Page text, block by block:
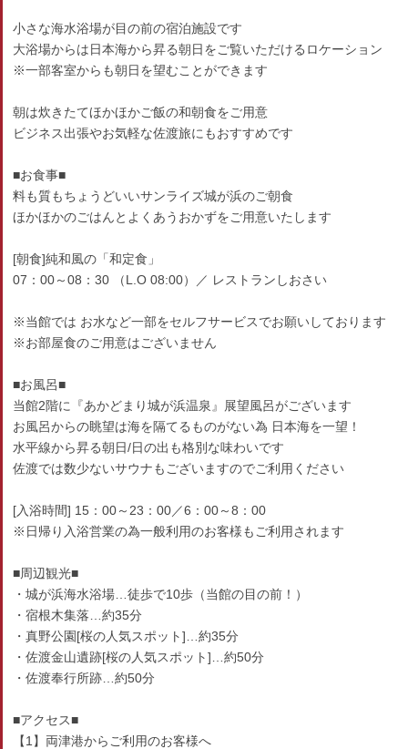
小さな海水浴場が目の前の宿泊施設です
大浴場からは日本海から昇る朝日をご覧いただけるロケーション
※一部客室からも朝日を望むことができます
朝は炊きたてほかほかご飯の和朝食をご用意
ビジネス出張やお気軽な佐渡旅にもおすすめです
■お食事■
料も質もちょうどいいサンライズ城が浜のご朝食
ほかほかのごはんとよくあうおかずをご用意いたします
[朝食]純和風の「和定食」
07：00～08：30 （L.O 08:00）／ レストランしおさい
※当館では お水など一部をセルフサービスでお願いしております
※お部屋食のご用意はございません
■お風呂■
当館2階に『あかどまり城が浜温泉』展望風呂がございます
お風呂からの眺望は海を隔てるものがない為 日本海を一望！
水平線から昇る朝日/日の出も格別な味わいです
佐渡では数少ないサウナもございますのでご利用ください
[入浴時間] 15：00～23：00／6：00～8：00
※日帰り入浴営業の為一般利用のお客様もご利用されます
■周辺観光■
・城が浜海水浴場…徒歩で10歩（当館の目の前！）
・宿根木集落…約35分
・真野公園[桜の人気スポット]…約35分
・佐渡金山遺跡[桜の人気スポット]…約50分
・佐渡奉行所跡…約50分
■アクセス■
【1】両津港からご利用のお客様へ